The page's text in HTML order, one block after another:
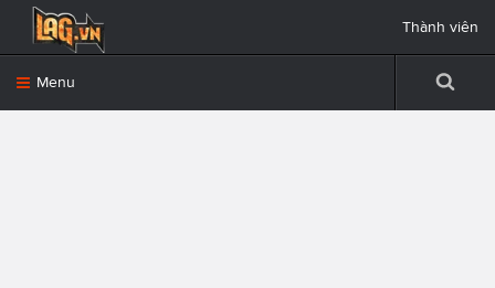
Menu
Thành viên